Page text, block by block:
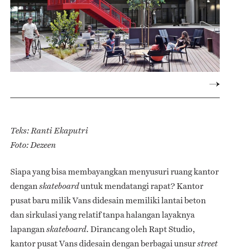
Teks: Ranti Ekaputri
Foto: Dezeen
Siapa yang bisa membayangkan menyusuri ruang kantor
denganskateboarduntuk mendatangi rapat? Kantor
pusat baru milik Vans didesain memiliki lantai beton
dan sirkulasi yang relatif tanpa halangan layaknya
lapanganskateboard. Dirancang oleh Rapt Studio,
kantor pusat Vans didesain dengan berbagai unsurstreet